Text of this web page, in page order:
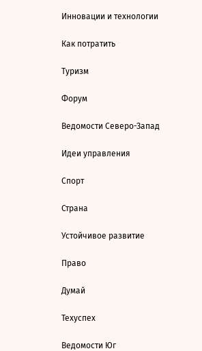
Инновации и технологии
Как потратить
Туризм
Форум
Ведомости Северо-Запад
Идеи управления
Спорт
Страна
Устойчивое развитие
Право
Думай
Техуспех
Ведомости Юг